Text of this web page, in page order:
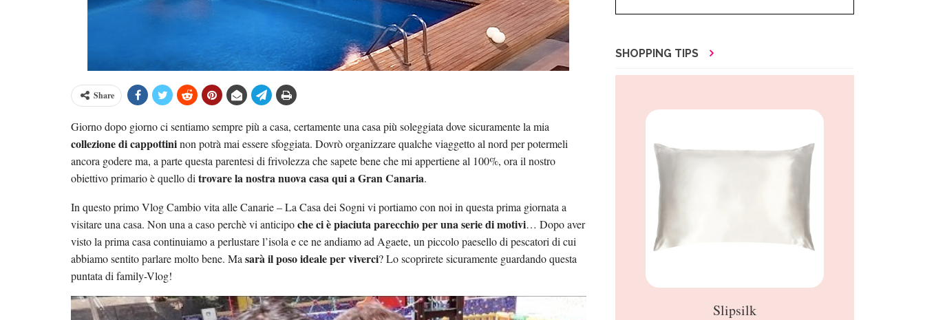
Share
Giorno dopo giorno ci sentiamo sempre più a casa, certamente una casa più soleggiata dove sicuramente la mia
collezione di cappottininon potrà mai essere sfoggiata. Dovrò organizzare qualche viaggetto al nord per potermeli
ancora godere ma, a parte questa parentesi di frivolezza che sapete bene che mi appertiene al 100%, ora il nostro
obiettivo primario è quello di trovare la nostra nuova casa qui a Gran Canaria.
In questo primo Vlog Cambio vita alle Canarie – La Casa dei Sogni vi portiamo con noi in questa prima giornata a
visitare una casa. Non una a caso perchè vi anticipoche ci è piaciuta parecchio per una serie di motivi… Dopo aver
visto la prima casa continuiamo a perlustare l’isola e ce ne andiamo ad Agaete, un piccolo paesello di pescatori di cui
abbiamo sentito parlare molto bene. Ma sarà il poso ideale per viverci? Lo scoprirete sicuramente guardando questa
puntata di family-Vlog!
SHOPPING TIPS
Slipsilk